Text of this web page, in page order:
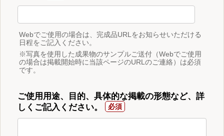
Webでご使用の場合は、完成品URLをお知らせいただける
日程をご記入ください。
※写真を使用した成果物のサンプルご送付（Webでご使用
の場合は掲載開始時に当該ページのURLのご連絡）は必須
です。
ご使用用途、目的、具体的な掲載の形態など、詳
しくご記入ください。